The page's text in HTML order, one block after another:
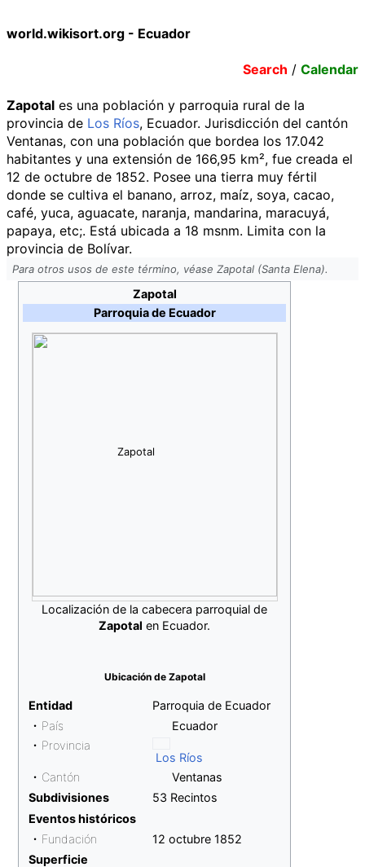
world.wikisort.org - Ecuador
Search / Calendar
Zapotal es una población y parroquia rural de la
provincia de Los Ríos, Ecuador. Jurisdicción del cantón
Ventanas, con una población que bordea los 17.042
habitantes y una extensión de 166,95 km², fue creada el
12 de octubre de 1852. Posee una tierra muy fértil
donde se cultiva el banano, arroz, maíz, soya, cacao,
café, yuca, aguacate, naranja, mandarina, maracuyá,
papaya, etc;. Está ubicada a 18 msnm. Limita con la
provincia de Bolívar.
Para otros usos de este término, véase Zapotal (Santa Elena).
Zapotal
Parroquia de Ecuador
Zapotal
Localización de la cabecera parroquial de
Zapotal en Ecuador.
Ubicación de Zapotal
Entidad
Parroquia de Ecuador
• País
Ecuador
• Provincia
Los Ríos
• Cantón
Ventanas
Subdivisiones
53 Recintos
Eventos históricos
• Fundación
12 octubre 1852
Superficie